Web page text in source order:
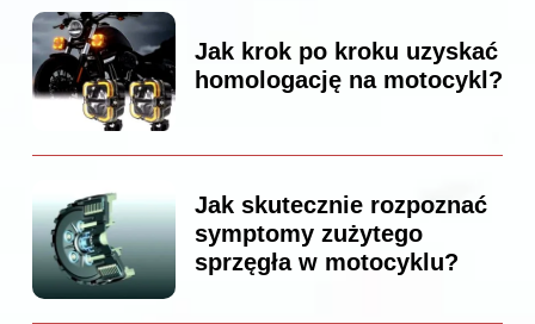
Jak krok po kroku uzyskać
homologację na motocykl?
Jak skutecznie rozpoznać
symptomy zużytego
sprzęgła w motocyklu?